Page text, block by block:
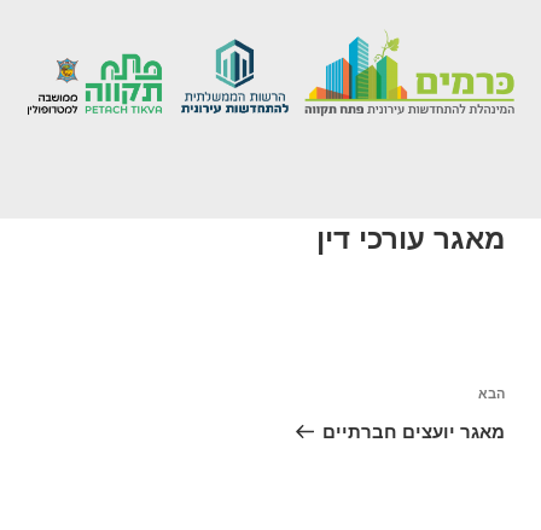
מאגר עורכי דין
הבא
מאגר יועצים חברתיים